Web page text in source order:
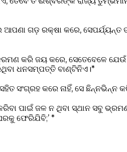
ଗଡ଼ ରକ୍ଷା କରେ, ସେପର୍ଯ୍ୟନ୍ତ
କରି ଜୟ କରେ, ସେତେବେଳେ
ଧନସମ୍ପତ୍ତି ବାଣ୍ଟିନିଏ।*
ସଂଗ୍ରହ କରେ ନାହିଁ, ସେ ଛିନ୍ନଭିନ୍ନ
ପାଇଁ ଜଳ ନ ଥିବା ସ୍ଥାନ ସବୁ
ଫେରିଯିବି;’ *